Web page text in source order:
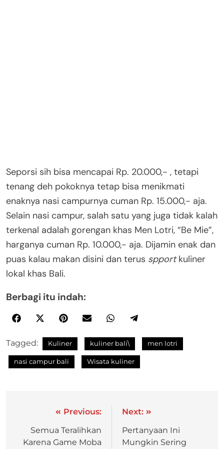
Seporsi sih bisa mencapai Rp. 20.000,- , tetapi
tenang deh pokoknya tetap bisa menikmati
enaknya nasi campurnya cuman Rp. 15.000,- aja.
Selain nasi campur, salah satu yang juga tidak kalah
terkenal adalah gorengan khas Men Lotri, “Be Mie”,
harganya cuman Rp. 10.000,- aja. Dijamin enak dan
puas kalau makan disini dan terus spportkuliner
lokal khas Bali.
Berbagi itu indah:
Tagged: Kuliner kuliner bali\ men lotri
nasi campur bali Wisata kuliner
Previous:
Semua Teralihkan
Karena Game Moba
Next:
Pertanyaan Ini
Mungkin Sering